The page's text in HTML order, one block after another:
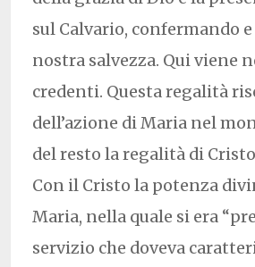
sul Calvario, confermando
nostra salvezza. Qui viene
credenti. Questa regalità
dell’azione di Maria nel
del resto la regalità di
Con il Cristo la potenza
Maria, nella quale si era
servizio che doveva